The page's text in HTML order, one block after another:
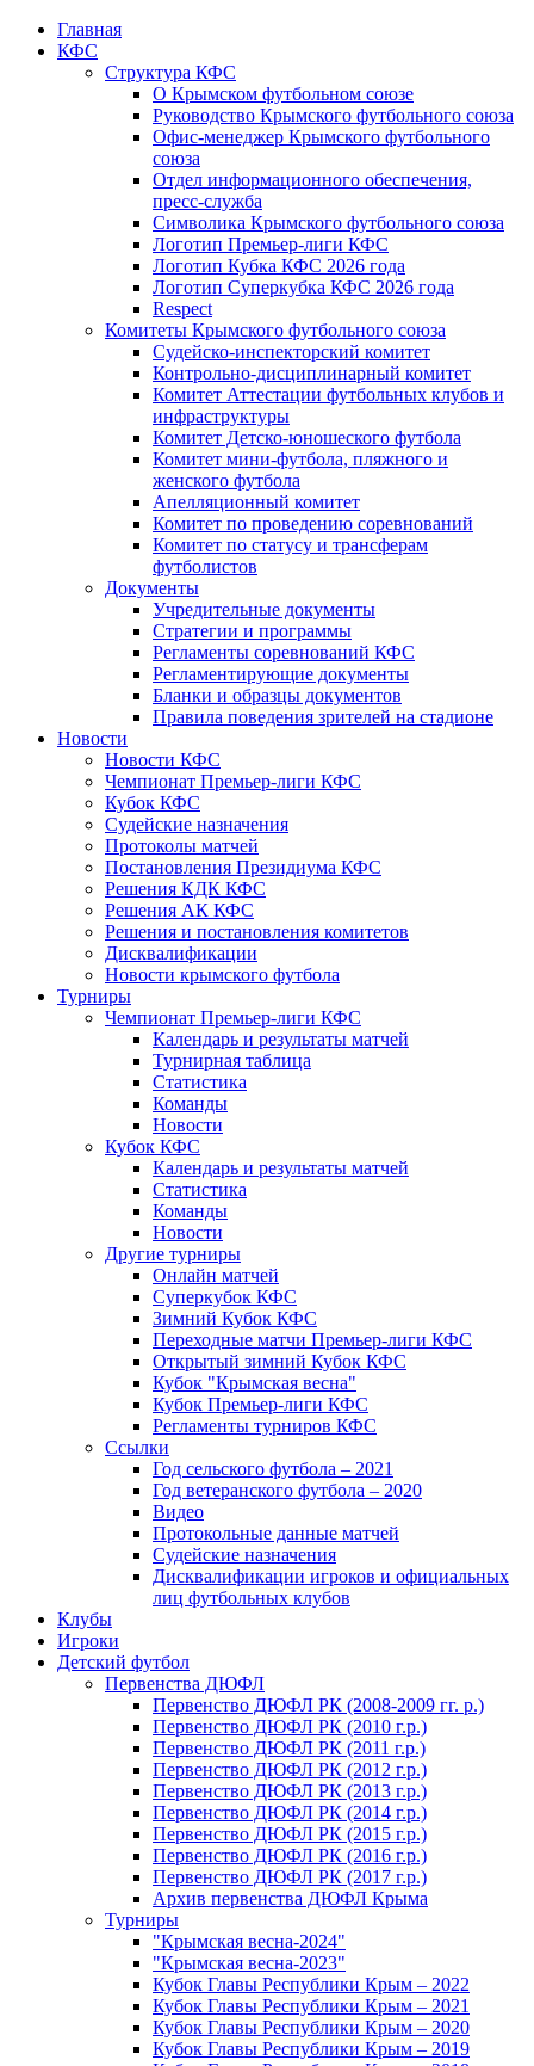
Главная
КФС
Структура КФС
О Крымском футбольном союзе
Руководство Крымского футбольного союза
Офис-менеджер Крымского футбольного
союза
Отдел информационного обеспечения,
пресс-служба
Символика Крымского футбольного союза
Логотип Премьер-лиги КФС
Логотип Кубка КФС 2026 года
Логотип Суперкубка КФС 2026 года
Respect
Комитеты Крымского футбольного союза
Судейско-инспекторский комитет
Контрольно-дисциплинарный комитет
Комитет Аттестации футбольных клубов и
инфраструктуры
Комитет Детско-юношеского футбола
Комитет мини-футбола, пляжного и
женского футбола
Апелляционный комитет
Комитет по проведению соревнований
Комитет по статусу и трансферам
футболистов
Документы
Учредительные документы
Стратегии и программы
Регламенты соревнований КФС
Регламентирующие документы
Бланки и образцы документов
Правила поведения зрителей на стадионе
Новости
Новости КФС
Чемпионат Премьер-лиги КФС
Кубок КФС
Судейские назначения
Протоколы матчей
Постановления Президиума КФС
Решения КДК КФС
Решения АК КФС
Решения и постановления комитетов
Дисквалификации
Новости крымского футбола
Турниры
Чемпионат Премьер-лиги КФС
Календарь и результаты матчей
Турнирная таблица
Статистика
Команды
Новости
Кубок КФС
Календарь и результаты матчей
Статистика
Команды
Новости
Другие турниры
Онлайн матчей
Суперкубок КФС
Зимний Кубок КФС
Переходные матчи Премьер-лиги КФС
Открытый зимний Кубок КФС
Кубок "Крымская весна"
Кубок Премьер-лиги КФС
Регламенты турниров КФС
Ссылки
Год сельского футбола – 2021
Год ветеранского футбола – 2020
Видео
Протокольные данные матчей
Судейские назначения
Дисквалификации игроков и официальных
лиц футбольных клубов
Клубы
Игроки
Детский футбол
Первенства ДЮФЛ
Первенство ДЮФЛ РК (2008-2009 гг. р.)
Первенство ДЮФЛ РК (2010 г.р.)
Первенство ДЮФЛ РК (2011 г.р.)
Первенство ДЮФЛ РК (2012 г.р.)
Первенство ДЮФЛ РК (2013 г.р.)
Первенство ДЮФЛ РК (2014 г.р.)
Первенство ДЮФЛ РК (2015 г.р.)
Первенство ДЮФЛ РК (2016 г.р.)
Первенство ДЮФЛ РК (2017 г.р.)
Архив первенства ДЮФЛ Крыма
Турниры
"Крымская весна-2024"
"Крымская весна-2023"
Кубок Главы Республики Крым – 2022
Кубок Главы Республики Крым – 2021
Кубок Главы Республики Крым – 2020
Кубок Главы Республики Крым – 2019